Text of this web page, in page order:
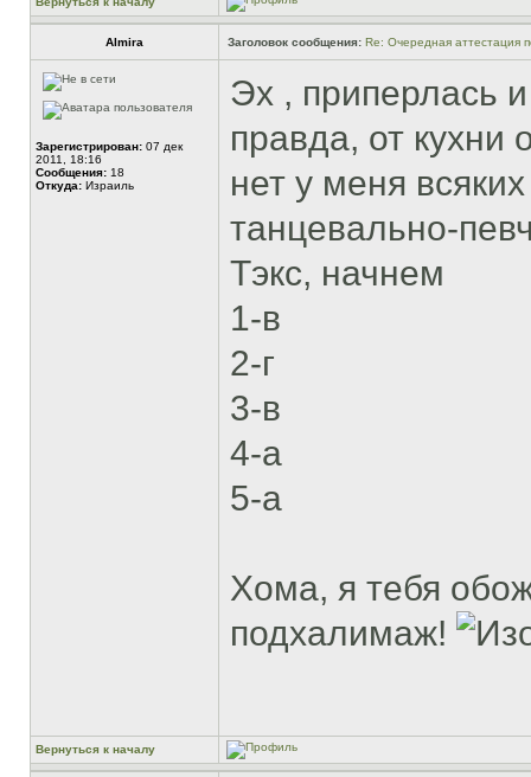
Almira Заголовок сообщения: Re: Очередная аттестация
Зарегистрирован: 07 дек
2011, 18:16
Сообщения: 18
Откуда: Израиль
Эх , приперлась
правда, от кухни
нет у меня
танцевально-
Тэкс, начнем
1-в
2-г
3-в
4-а
5-а
Хома, я тебя
подхалимаж!
Вернуться к началу